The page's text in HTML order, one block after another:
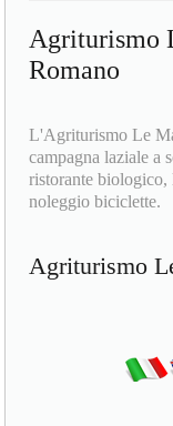
Agriturismo
Romano
L'Agriturismo Le
campagna laziale a
ristorante
noleggio biciclette.
Agriturismo